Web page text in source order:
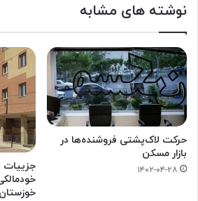
نوشته های مشابه
حرکت لاک‌پشتی فروشنده‌‌‌ها در
بازار مسکن
۱۴۰۲-۰۴-۲۸
جزییات
خوزستان